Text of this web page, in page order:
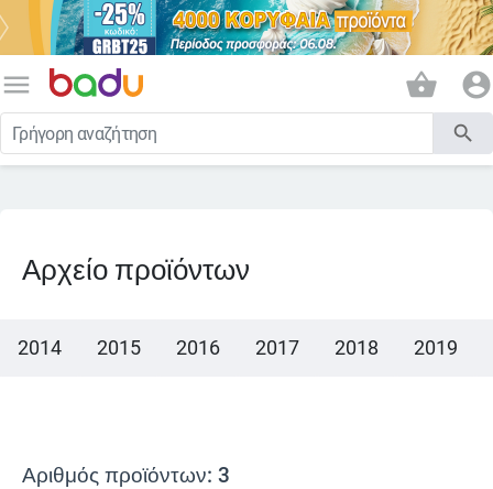
menu shopping_basket account_circle
search
Αρχείο προϊόντων
2014 2015 2016 2017 2018 2019
Αριθμός προϊόντων: 3